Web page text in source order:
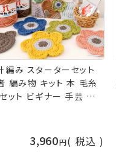
編み スターターセット
編み物 キット 本 毛糸
ット ビギナー 手芸 編
ット プレゼント スタータ
かぞえマーカー とじ針
ー ハマナカ クロバー チ
3,960 税込